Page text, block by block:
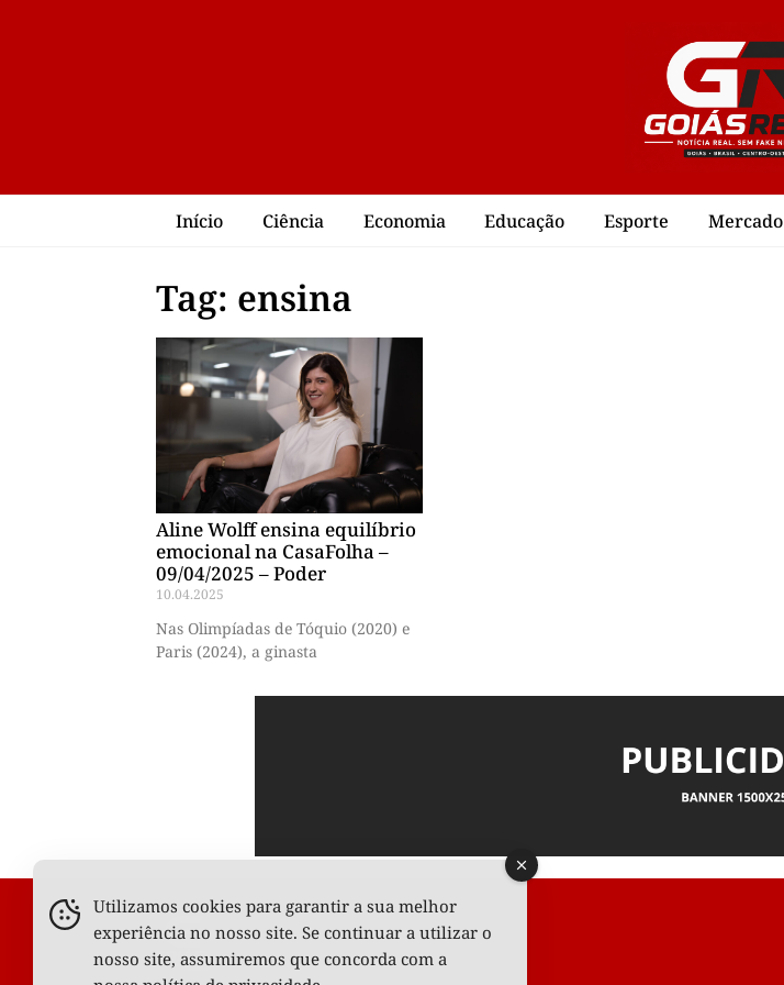
Início Ciência Economia Educação Esporte Mercado
Tag: ensina
Aline Wolff ensina equilíbrio
emocional na CasaFolha –
09/04/2025 – Poder
10.04.2025
Nas Olimpíadas de Tóquio (2020) e
Paris (2024), a ginasta
Utilizamos cookies para garantir a sua melhor
experiência no nosso site. Se continuar a utilizar o
nosso site, assumiremos que concorda com a